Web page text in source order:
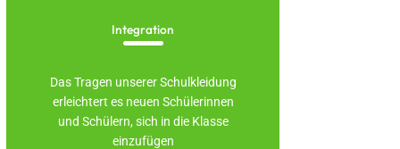
Integration
Das Tragen unserer Schulkleidung
erleichtert es neuen Schülerinnen
und Schülern, sich in die Klasse
einzufügen